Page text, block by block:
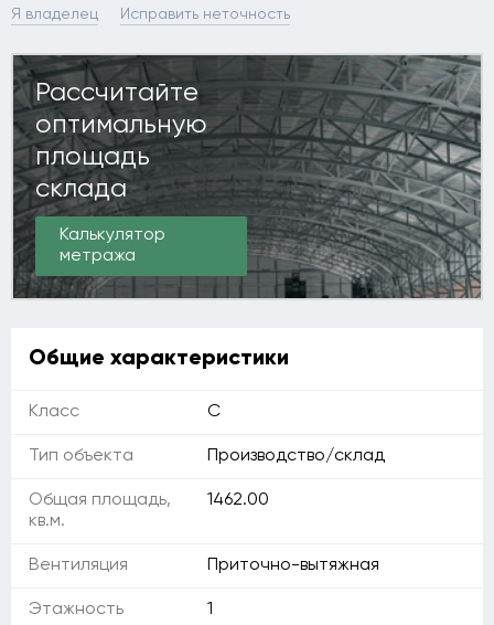
Я владелец Исправить неточность
Рассчитайте
оптимальную
площадь
склада
Калькулятор
метража
Общие характеристики
Класс C
Тип объекта Производство/склад
Общая площадь,
кв.м.
1462.00
Вентиляция Приточно-вытяжная
Этажность 1